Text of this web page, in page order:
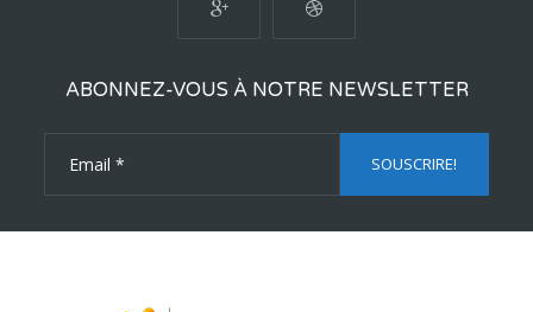
ABONNEZ-VOUS À NOTRE NEWSLETTER